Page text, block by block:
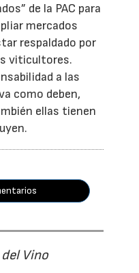
de la PAC para
mercados
respaldado por
viticultores.
a las
como deben,
ellas tienen
Vino